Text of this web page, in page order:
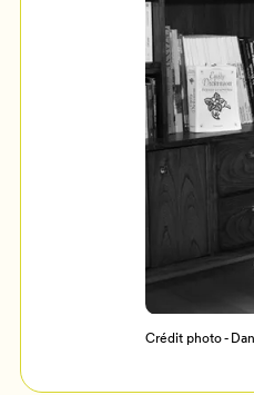
Programmation
Crédit photo -